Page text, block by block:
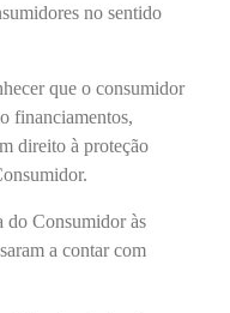
no sentido
que o consumidor
financiamentos,
direito à proteção
do Consumidor às
a contar com